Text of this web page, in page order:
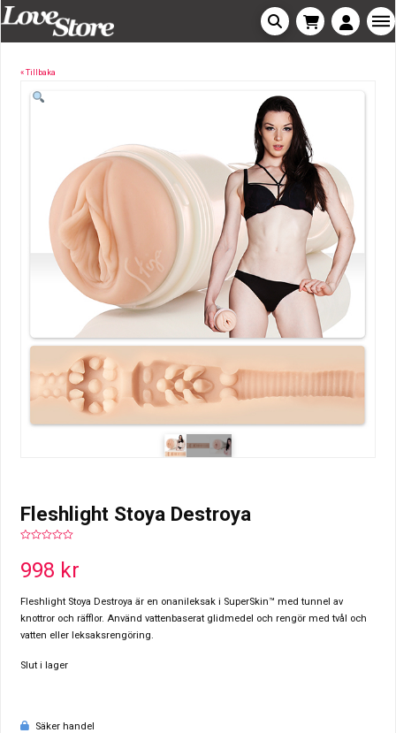
« Tillbaka
Fleshlight Stoya Destroya
of
5
998 kr
Fleshlight Stoya Destroya är en onanileksak i SuperSkin™ med tunnel av
knottror och räfflor. Använd vattenbaserat glidmedel och rengör med tvål och
vatten eller leksaksrengöring.
Slut i lager
Säker handel